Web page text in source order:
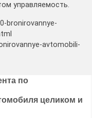
управляемость.
bronirovannye-
avtomobili-
по
целиком и